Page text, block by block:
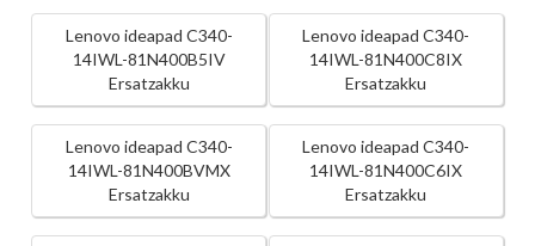
Lenovo ideapad C340-
14IWL-81N400B5IV
Ersatzakku
Lenovo ideapad C340-
14IWL-81N400C8IX
Ersatzakku
Lenovo ideapad C340-
14IWL-81N400BVMX
Ersatzakku
Lenovo ideapad C340-
14IWL-81N400C6IX
Ersatzakku